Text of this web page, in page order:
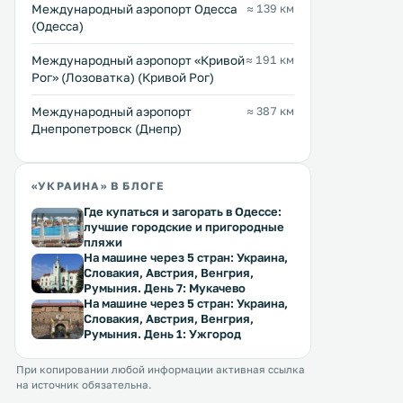
Международный аэропорт Одесса
(Одесса)
≈ 139 км
Международный аэропорт «Кривой
Рог» (Лозоватка) (Кривой Рог)
≈ 191 км
Международный аэропорт
Днепропетровск (Днепр)
≈ 387 км
«УКРАИНА» В БЛОГЕ
Где купаться и загорать в Одессе:
лучшие городские и пригородные
пляжи
На машине через 5 стран: Украина,
Словакия, Австрия, Венгрия,
Румыния. День 7: Мукачево
На машине через 5 стран: Украина,
Словакия, Австрия, Венгрия,
Румыния. День 1: Ужгород
При копировании любой информации активная ссылка
на источник обязательна.